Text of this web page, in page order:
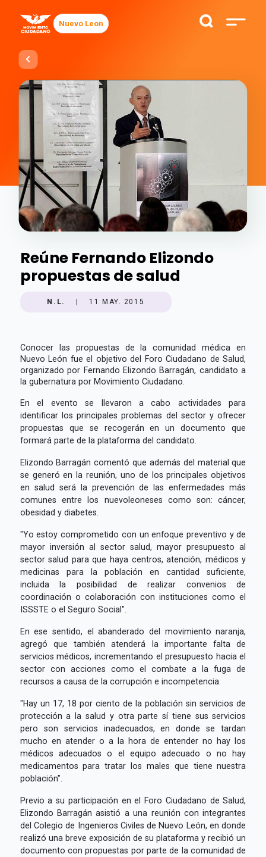
Nuevo Leon
Reúne Fernando Elizondo
propuestas de salud
N.L. 11 MAY. 2015
Conocer las propuestas de la comunidad médica en
Nuevo León fue el objetivo del Foro Ciudadano de Salud,
organizado por Fernando Elizondo Barragán, candidato a
la gubernatura por Movimiento Ciudadano.
En el evento se llevaron a cabo actividades para
identificar los principales problemas del sector y ofrecer
propuestas que se recogerán en un documento que
formará parte de la plataforma del candidato.
Elizondo Barragán comentó que además del material que
se generó en la reunión, uno de los principales objetivos
en salud será la prevención de las enfermedades más
comunes entre los nuevoleoneses como son: cáncer,
obesidad y diabetes.
"Yo estoy comprometido con un enfoque preventivo y de
mayor inversión al sector salud, mayor presupuesto al
sector salud para que haya centros, atención, médicos y
medicinas para la población en cantidad suficiente,
incluida la posibilidad de realizar convenios de
coordinación o colaboración con instituciones como el
ISSSTE o el Seguro Social".
En ese sentido, el abanderado del movimiento naranja,
agregó que también atenderá la importante falta de
servicios médicos, incrementando el presupuesto hacia el
sector con acciones como el combate a la fuga de
recursos a causa de la corrupción e incompetencia.
"Hay un 17, 18 por ciento de la población sin servicios de
protección a la salud y otra parte sí tiene sus servicios
pero son servicios inadecuados, en donde se tardan
mucho en atender o a la hora de entender no hay los
médicos adecuados o el equipo adecuado o no hay
medicamentos para tratar los males que tiene nuestra
población".
Previo a su participación en el Foro Ciudadano de Salud,
Elizondo Barragán asistió a una reunión con integrantes
del Colegio de Ingenieros Civiles de Nuevo León, en donde
realizó una breve exposición de su plataforma y recibió un
documento con propuestas por parte de la comunidad de